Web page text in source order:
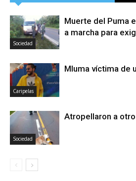
Sociedad
Muerte del Puma
a marcha para
Caripelas
Mluma víctima de
Sociedad
Atropellaron a